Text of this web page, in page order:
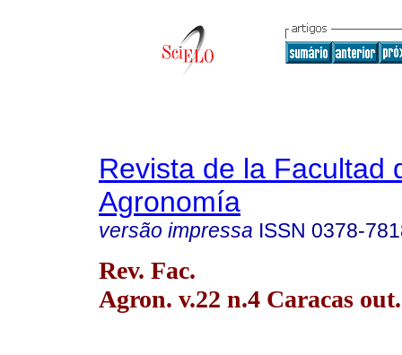
Revista de la Facultad
Agronomía
versão impressa ISSN 0378-
Rev. Fac.
Agron. v.22 n.4 Caracas